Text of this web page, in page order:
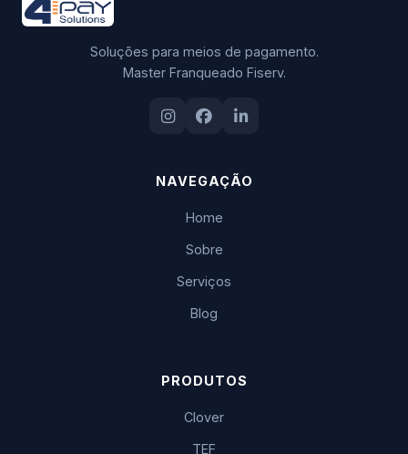
Soluções para meios de pagamento.
Master Franqueado Fiserv.
NAVEGAÇÃO
Home
Sobre
Serviços
Blog
PRODUTOS
Clover
TEF